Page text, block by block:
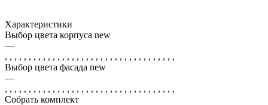
Характеристики
Выбор цвета корпуса new
—
, , , , , , , , , , , , , , , , , , , , , , , , , , , , , , , , , , , ,
Выбор цвета фасада new
—
, , , , , , , , , , , , , , , , , , , , , , , , , , , , , , , , , , , ,
Собрать комплект